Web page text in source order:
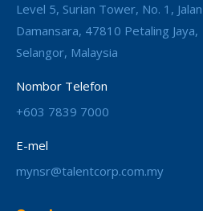
Level 5, Surian Tower, No. 1,
Damansara, 47810 Petaling Jaya,
Selangor, Malaysia
Nombor Telefon
+603 7839 7000
E-mel
mynsr@talentcorp.com.my